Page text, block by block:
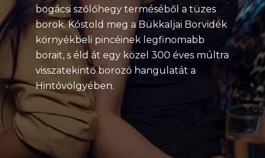
bogácsi szőlőhegy terméséből a tüzes
borok. Kóstold meg a Bükkaljai Borvidék
környékbeli pincéinek legfinomabb
borait, s éld át egy közel 300 éves múltra
visszatekintő borozó hangulatát a
Hintóvölgyében.